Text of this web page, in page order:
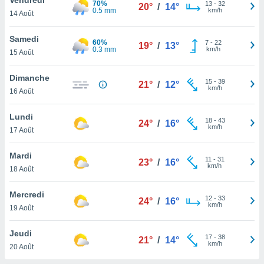
et
»,
au
vous
qu'ils
ou
le
ainsi
un
la
du
14 Août
70%
0.5 mm
20° / 14° 13- 32
km/h
Samedi
15 Août
60%
0.3 mm
19° / 13° 7- 22
km/h
Dimanche
16 Août
21° / 12° 15- 39
km/h
Lundi
17 Août
24° / 16° 18- 43
km/h
Mardi
18 Août
23° / 16° 11 - 31
km/h
Mercredi
19 Août
24° / 16° 12- 33
km/h
Jeudi
20 Août
21° / 14° 17- 38
km/h